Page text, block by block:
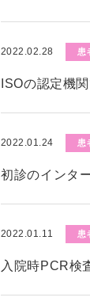
2022.02.28 患
ISOの認定機
2022.01.24 患
初診のインタ
2022.01.11 患
入院時PCR検